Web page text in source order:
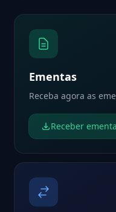
Ementas
Receba agora as
Receber